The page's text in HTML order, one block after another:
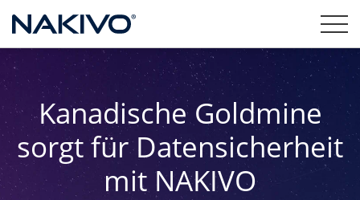
Kanadische Goldmine
sorgt für Datensicherheit
mit NAKIVO